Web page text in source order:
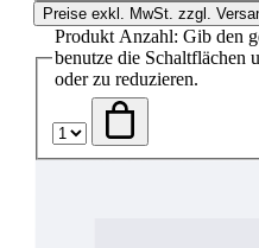
Preise exkl. MwSt. zzgl.
Produkt Anzahl: Gib den
benutze die Schaltflächen
oder zu reduzieren.